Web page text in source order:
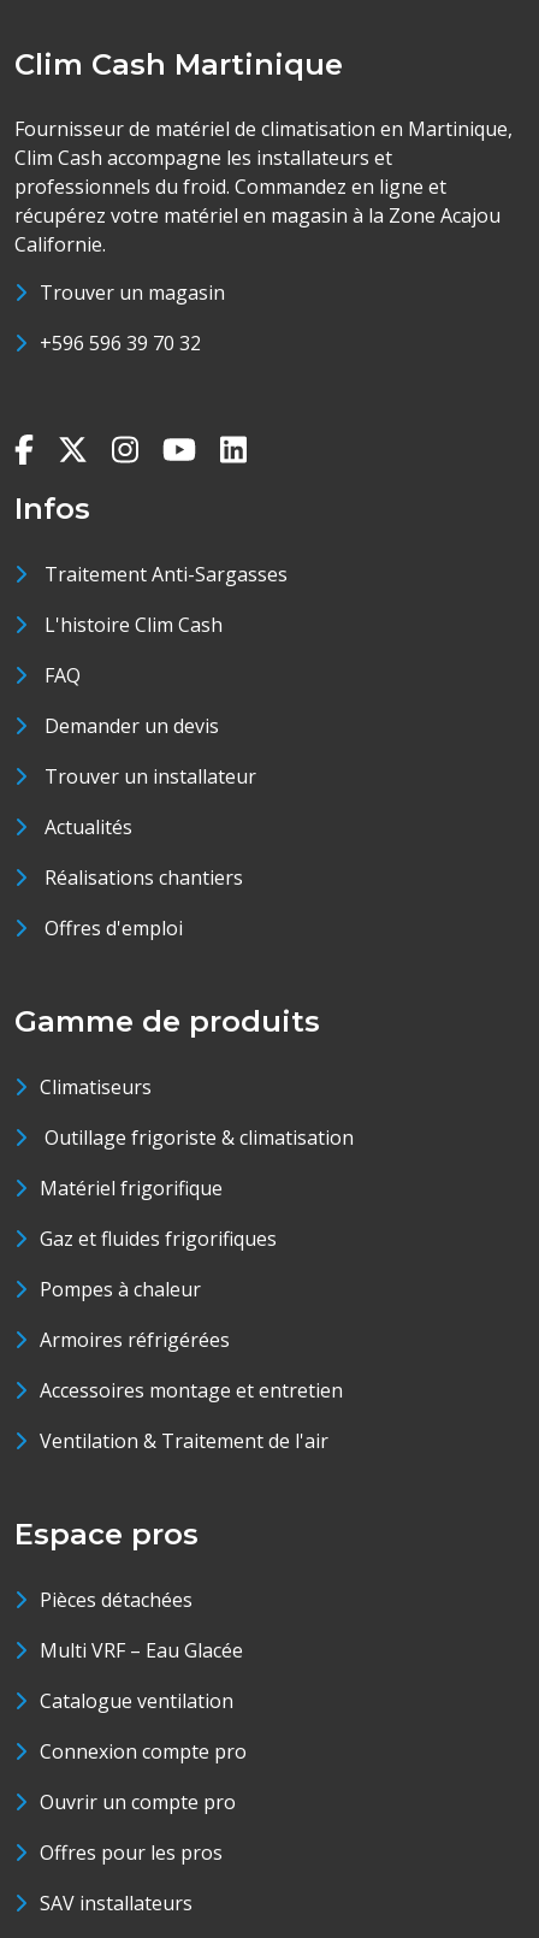
Clim Cash Martinique
Fournisseur de matériel de climatisation en Martinique,
Clim Cash accompagne les installateurs et
professionnels du froid. Commandez en ligne et
récupérez votre matériel en magasin à la Zone Acajou
Californie.
Trouver un magasin
+596 596 39 70 32
Infos
Traitement Anti-Sargasses
L'histoire Clim Cash
FAQ
Demander un devis
Trouver un installateur
Actualités
Réalisations chantiers
Offres d'emploi
Gamme de produits
Climatiseurs
Outillage frigoriste & climatisation
Matériel frigorifique
Gaz et fluides frigorifiques
Pompes à chaleur
Armoires réfrigérées
Accessoires montage et entretien
Ventilation & Traitement de l'air
Espace pros
Pièces détachées
Multi VRF – Eau Glacée
Catalogue ventilation
Connexion compte pro
Ouvrir un compte pro
Offres pour les pros
SAV installateurs